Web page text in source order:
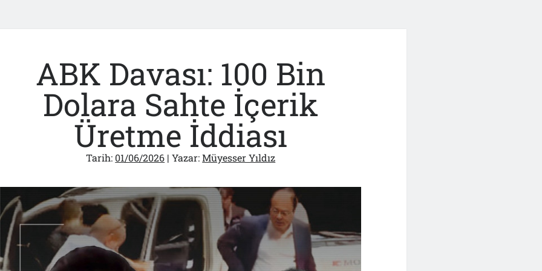
ABK Davası: 100 Bin
Dolara Sahte İçerik
Üretme İddiası
Tarih: 01/06/2026 | Yazar:Müyesser Yıldız